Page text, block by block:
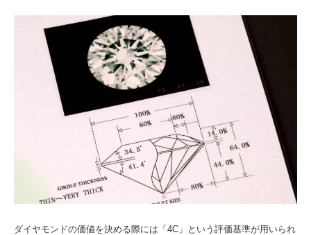
ダイヤモンドの価値を決める際には「4C」という評価基準が用いられ